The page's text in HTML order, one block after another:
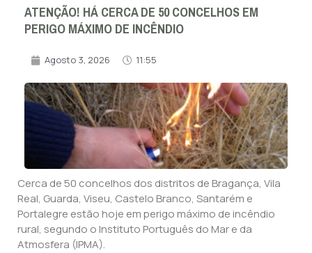
ATENÇÃO! HÁ CERCA DE 50 CONCELHOS EM
PERIGO MÁXIMO DE INCÊNDIO
Agosto 3, 2026 11:55
Cerca de 50 concelhos dos distritos de Bragança, Vila
Real, Guarda, Viseu, Castelo Branco, Santarém e
Portalegre estão hoje em perigo máximo de incêndio
rural, segundo o Instituto Português do Mar e da
Atmosfera (IPMA).